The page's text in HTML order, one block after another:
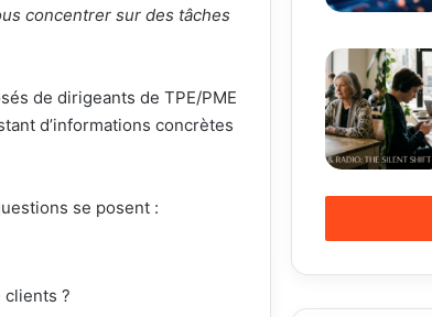
concentrer sur des tâches
de dirigeants de TPE/PME
d’informations concrètes
se posent :
clients ?